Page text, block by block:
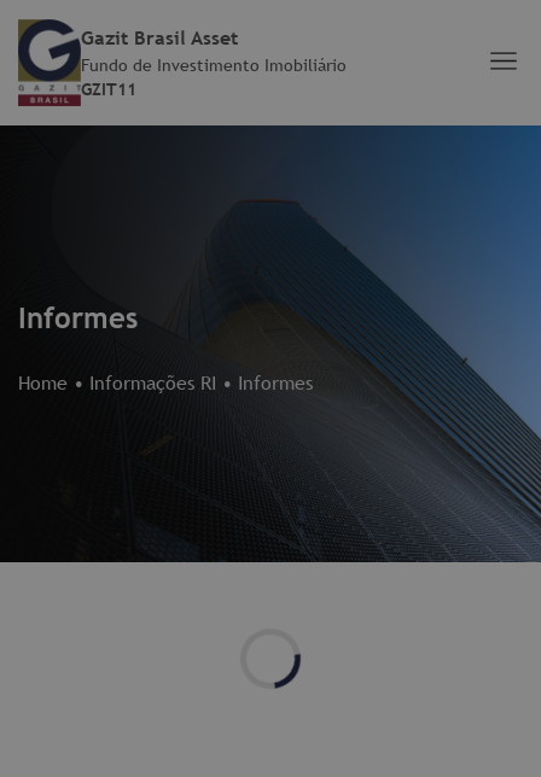
Gazit Brasil Asset
Fundo de Investimento Imobiliário
GZIT11
Informes
Home • Informações RI • Informes